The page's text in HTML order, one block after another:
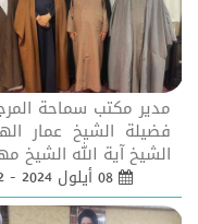
مدير مكتب سماحة
فضيلة الشيخ عمار
الشيخ آية الله الشيخ